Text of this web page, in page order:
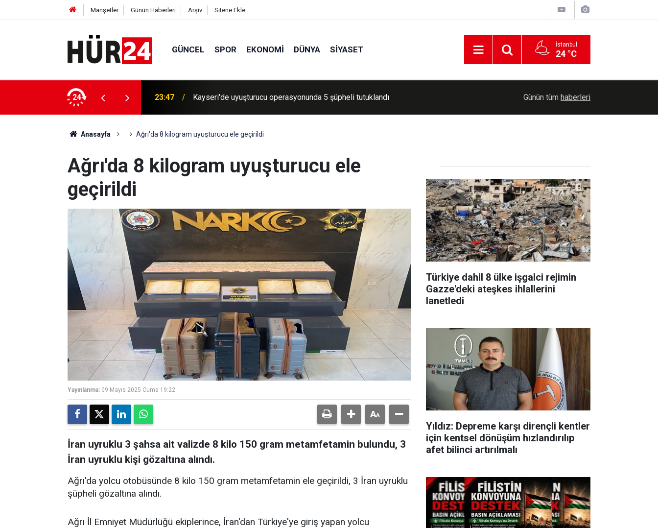
Manşetler Günün Haberleri Arşiv Sitene Ekle
GÜNCEL SPOR EKONOMI DÜNYA SIYASET İstanbul
24 °C
24
5 şüpheli tutuklandı 23:46 UNICEF: Gazze'de ateşkesin ardından 300 çocuk öldürüldü Şam'da yolcu minibüsünde patlama: 2 ölü 13
Günün tüm haberleri
Anasayfa Ağrı'da 8 kilogram uyuşturucu ele geçirildi
Ağrı'da 8 kilogram uyuşturucu ele
geçirildi
Yayınlanma: 09 Mayıs 2025 Cuma 19:22
İran uyruklu 3 şahsa ait valizde 8 kilo 150 gram metamfetamin bulundu, 3
İran uyruklu kişi gözaltına alındı.
Ağrı'da yolcu otobüsünde 8 kilo 150 gram metamfetamin ele geçirildi, 3 İran uyruklu
şüpheli gözaltına alındı.
Ağrı İl Emniyet Müdürlüğü ekiplerince, İran'dan Türkiye'ye giriş yapan yolcu
Türkiye dahil 8 ülke işgalci rejimin
Gazze'deki ateşkes ihlallerini
lanetledi
Yıldız: Depreme karşı dirençli kentler
için kentsel dönüşüm hızlandırılıp
afet bilinci artırılmalı